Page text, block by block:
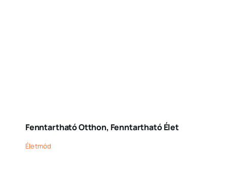
Fenntartható Otthon, Fenntartható Élet
Életmód